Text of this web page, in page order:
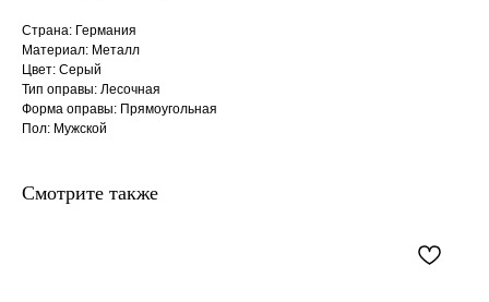
Страна: Германия
Материал: Металл
Цвет: Серый
Тип оправы: Лесочная
Форма оправы: Прямоугольная
Пол: Мужской
Смотрите также